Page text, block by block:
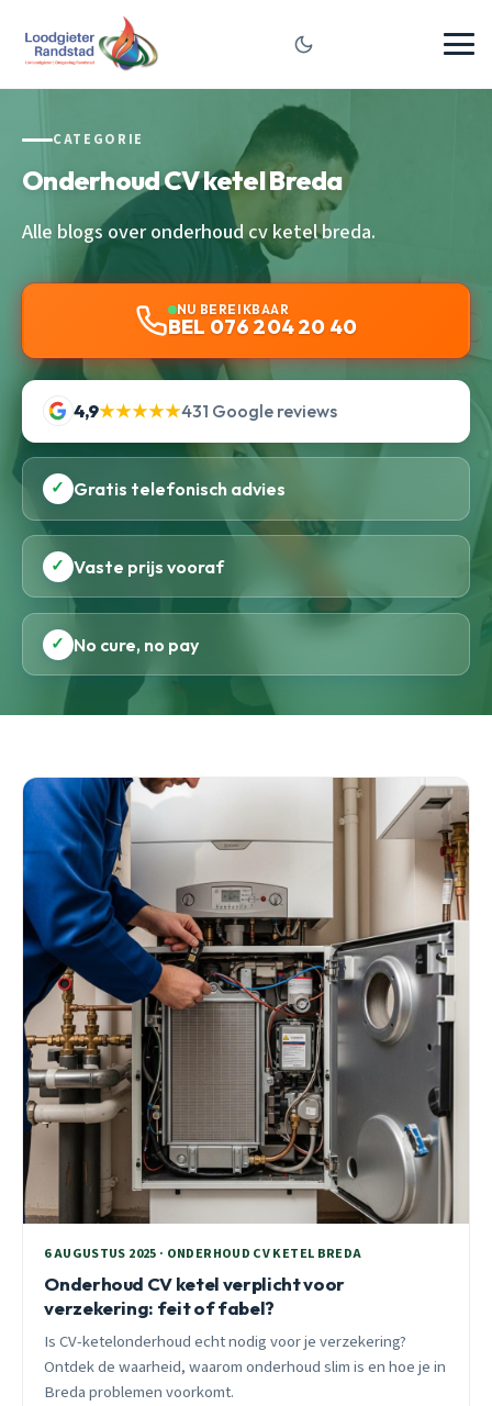
CATEGORIE
Onderhoud CV ketel Breda
Alle blogs over onderhoud cv ketel breda.
NU BEREIKBAAR
BEL 076 204 20 40
4,9★★★★★431 Google reviews
✓ Gratis telefonisch advies
✓ Vaste prijs vooraf
✓ No cure, no pay
6 AUGUSTUS 2025 · ONDERHOUD CV KETEL BREDA
Onderhoud CV ketel verplicht voor
verzekering: feit of fabel?
Is CV-ketelonderhoud echt nodig voor je verzekering?
Ontdek de waarheid, waarom onderhoud slim is en hoe je in
Breda problemen voorkomt.